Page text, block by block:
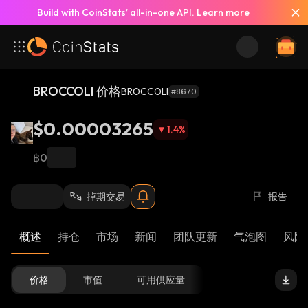
Build with CoinStats’ all-in-one API. Learn more
BROCCOLI 价格BROCCOLI #8670
$0.00003265 1.4%
฿0
掉期交易 报告
概述 持仓 市场 新闻 团队更新 气泡图 风险
价格 市值 可用供应量